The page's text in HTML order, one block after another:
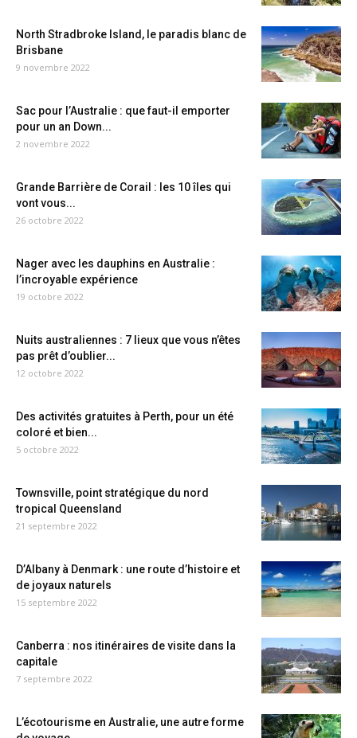
North Stradbroke Island, le paradis blanc de
Brisbane
9 novembre 2022
Sac pour l’Australie : que faut-il emporter
pour un an Down...
2 novembre 2022
Grande Barrière de Corail : les 10 îles qui
vont vous...
26 octobre 2022
Nager avec les dauphins en Australie :
l’incroyable expérience
19 octobre 2022
Nuits australiennes : 7 lieux que vous n’êtes
pas prêt d’oublier...
12 octobre 2022
Des activités gratuites à Perth, pour un été
coloré et bien...
5 octobre 2022
Townsville, point stratégique du nord
tropical Queensland
21 septembre 2022
D’Albany à Denmark : une route d’histoire et
de joyaux naturels
15 septembre 2022
Canberra : nos itinéraires de visite dans la
capitale
7 septembre 2022
L’écotourisme en Australie, une autre forme